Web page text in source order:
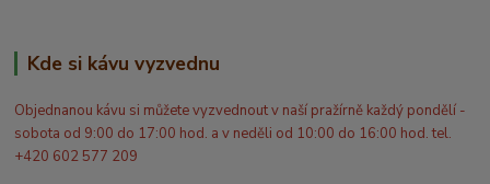
Kde si kávu vyzvednu
Objednanou kávu si můžete vyzvednout v naší pražírně každý pondělí -
sobota od 9:00 do 17:00 hod. a v neděli od 10:00 do 16:00 hod. tel.
+420 602 577 209